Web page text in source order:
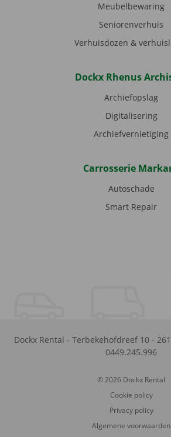
Meubelbewaring
Seniorenverhuis
Verhuisdozen &
Dockx Rhenus
Archiefopslag
Digitalisering
Archiefvernietiging
Carrosserie
Autoschade
Smart Repair
Dockx Rental - Terbekehofdreef 10 -
0449.245.996
© 2026 Dockx Rental
Cookie policy
Privacy policy
Algemene voorwaarden